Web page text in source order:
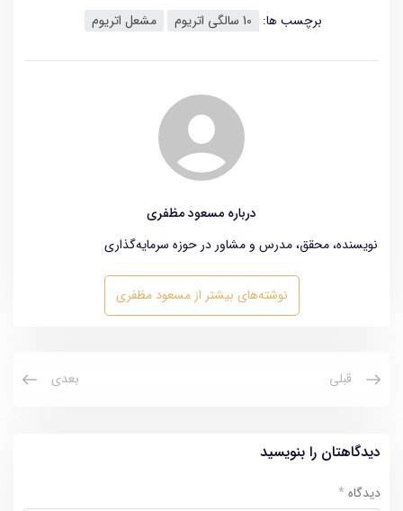
برچسب ها: 10 سالگی اتریوم مشعل اتریوم
درباره مسعود مظفری
نویسنده، محقق، مدرس و مشاور در حوزه سرمایه‌گذاری
نوشته‌های بیشتر از مسعود مظفری
قبلی بعدی
دیدگاهتان را بنویسید
دیدگاه *